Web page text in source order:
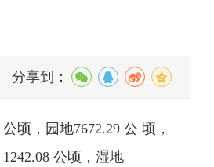
分享到：
顷，园地7672.29 公 顷，
公顷，湿地